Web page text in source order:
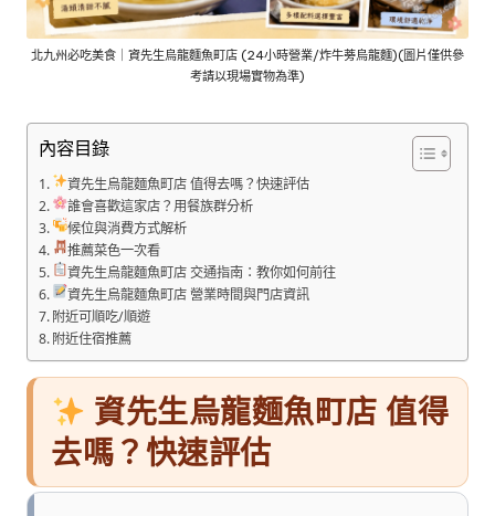
北九州必吃美食｜資先生烏龍麵魚町店 (24小時營業/炸牛蒡烏龍麵)(圖片僅供參
考請以現場實物為準)
內容目錄
資先生烏龍麵魚町店 值得去嗎？快速評估
誰會喜歡這家店？用餐族群分析
候位與消費方式解析
推薦菜色一次看
資先生烏龍麵魚町店 交通指南：教你如何前往
資先生烏龍麵魚町店 營業時間與門店資訊
附近可順吃/順遊
附近住宿推薦
資先生烏龍麵魚町店 值得
去嗎？快速評估